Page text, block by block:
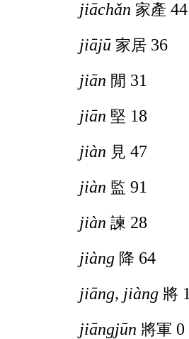
jiāchǎn 家產 44
jiājū 家居 36
jiān 閒 31
jiān 堅 18
jiàn 見 47
jiàn 監 91
jiàn 諫 28
jiàng 降 64
jiāng, jiàng 將 1
jiāngjūn 將軍 0